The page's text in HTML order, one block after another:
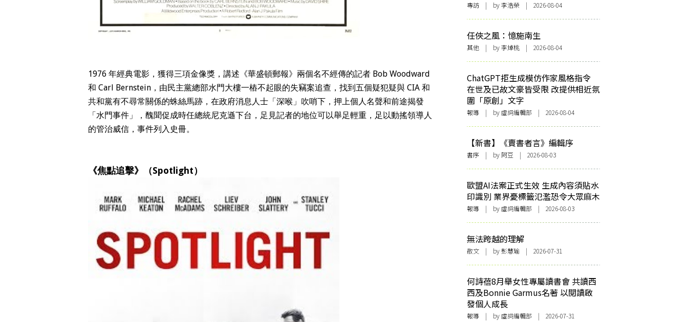
1976 年經典電影，獲得三項金像獎，講述《華盛頓郵報》兩個名不經傳的記者 Bob Woodward
和 Carl Bernstein，由民主黨總部水門大樓一樁不起眼的失竊案追查，找到五個疑犯疑與 CIA 和
共和黨有不尋常關係的蛛絲馬跡，在政府消息人士「深喉」吹哨下，押上個人名聲和前途揭發
「水門事件」，醜聞促成時任總統尼克遜下台，足見記者的地位可以舉足輕重，足以動搖領導人
的管治威信，事件列入史冊。
《焦點追擊》（Spotlight）
專訪 | by 李浩榮 | 2026-08-04
任俠之風：憶施南生
其他 | by 李焯桃 | 2026-08-04
ChatGPT拒生成模仿作家風格指令
在世及已故文豪皆受限 改提供相近氛
圍「原創」文字
報導 | by 虛詞編輯部 | 2026-08-04
【新書】《賣書者言》編輯序
書序 | by 阿豆 | 2026-08-03
歐盟AI法案正式生效 生成內容須貼水
印識別 業界憂標籤氾濫恐令大眾麻木
報導 | by 虛詞編輯部 | 2026-08-03
無法跨越的理解
散文 | by 彭慧瑜 | 2026-07-31
何詩蓓8月舉女性專屬讀書會 共讀西
西及Bonnie Garmus名著 以閱讀啟
發個人成長
報導 | by 虛詞編輯部 | 2026-07-31